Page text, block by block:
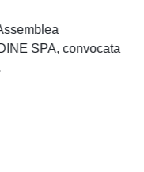
SPA, convocata